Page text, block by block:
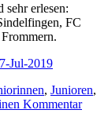
sehr erlesen:
FC
Jul-2019
, Junioren,
Kommentar